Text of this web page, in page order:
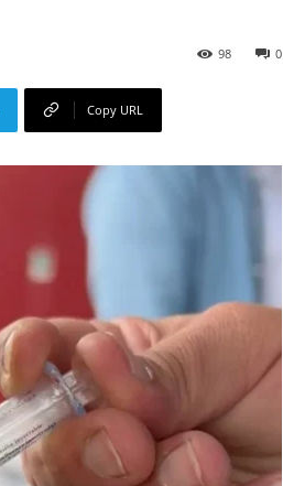
0
98
Copy URL